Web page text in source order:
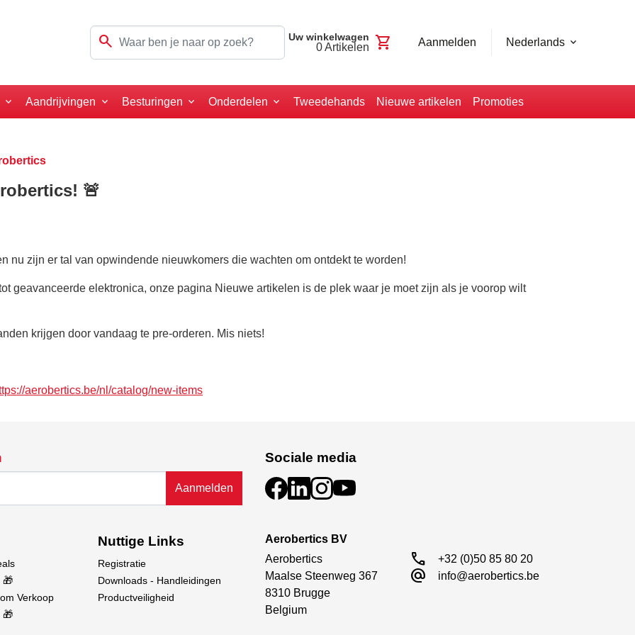
search Uw winkelwagen
0Artikelen shopping_cart Aanmelden Nederlands
Aandrijvingen Besturingen Onderdelen Tweedehands Nieuwe artikelen Promoties
🚨
nu zijn er tal van opwindende nieuwkomers die wachten om ontdekt te worden!
geavanceerde elektronica, onze pagina Nieuwe artikelen is de plek waar je moet zijn als je voorop wilt
krijgen door vandaag te pre-orderen. Mis niets!
aerobertics.be/nl/catalog/new-items
Aanmelden
Sociale media
🎁
Verkoop
🎁
Nuttige Links
Registratie
Downloads - Handleidingen
Productveiligheid
Aerobertics BV
Aerobertics
Maalse Steenweg 367
8310 Brugge
Belgium
call +32 (0)50 85 80 20
alternate_email info@aerobertics.be